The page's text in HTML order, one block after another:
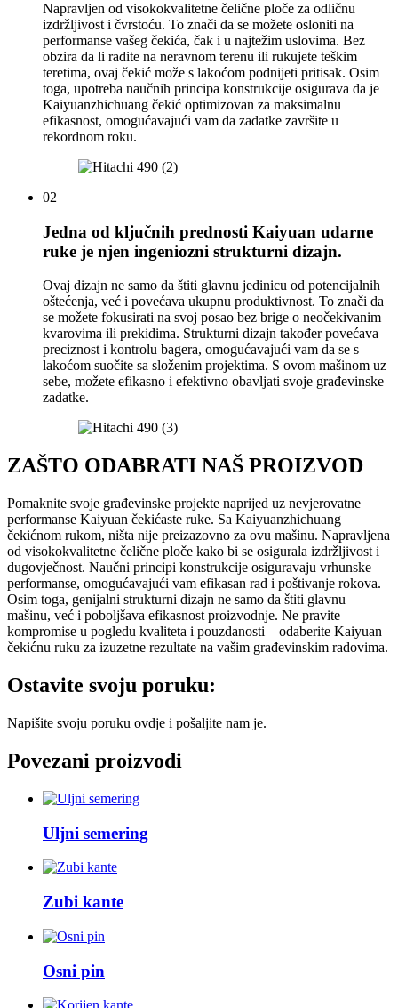
Napravljen od visokokvalitetne čelične ploče za odličnu
izdržljivost i čvrstoću. To znači da se možete osloniti na
performanse vašeg čekića, čak i u najtežim uslovima. Bez
obzira da li radite na neravnom terenu ili rukujete teškim
teretima, ovaj čekić može s lakoćom podnijeti pritisak. Osim
toga, upotreba naučnih principa konstrukcije osigurava da je
Kaiyuanzhichuang čekić optimizovan za maksimalnu
efikasnost, omogućavajući vam da zadatke završite u
rekordnom roku.
02
Jedna od ključnih prednosti Kaiyuan udarne
ruke je njen ingeniozni strukturni dizajn.
Ovaj dizajn ne samo da štiti glavnu jedinicu od potencijalnih
oštećenja, već i povećava ukupnu produktivnost. To znači da
se možete fokusirati na svoj posao bez brige o neočekivanim
kvarovima ili prekidima. Strukturni dizajn također povećava
preciznost i kontrolu bagera, omogućavajući vam da se s
lakoćom suočite sa složenim projektima. S ovom mašinom uz
sebe, možete efikasno i efektivno obavljati svoje građevinske
zadatke.
ZAŠTO ODABRATI NAŠ PROIZVOD
Pomaknite svoje građevinske projekte naprijed uz nevjerovatne
performanse Kaiyuan čekićaste ruke. Sa Kaiyuanzhichuang
čekićnom rukom, ništa nije preizazovno za ovu mašinu. Napravljena
od visokokvalitetne čelične ploče kako bi se osigurala izdržljivost i
dugovječnost. Naučni principi konstrukcije osiguravaju vrhunske
performanse, omogućavajući vam efikasan rad i poštivanje rokova.
Osim toga, genijalni strukturni dizajn ne samo da štiti glavnu
mašinu, već i poboljšava efikasnost proizvodnje. Ne pravite
kompromise u pogledu kvaliteta i pouzdanosti – odaberite Kaiyuan
čekićnu ruku za izuzetne rezultate na vašim građevinskim radovima.
Ostavite svoju poruku:
Napišite svoju poruku ovdje i pošaljite nam je.
Povezani proizvodi
Uljni semering
Zubi kante
Osni pin